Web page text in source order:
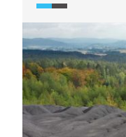
fosfátů. V
nacistická
kryt.